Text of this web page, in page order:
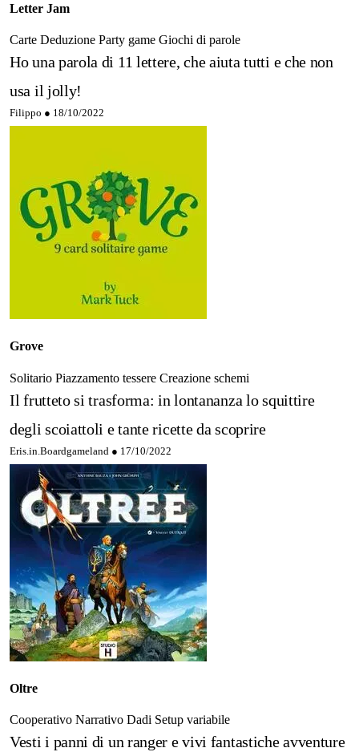
Letter Jam
Carte Deduzione Party game Giochi di parole
Ho una parola di 11 lettere, che aiuta tutti e che non
usa il jolly!
Filippo ● 18/10/2022
Grove
Solitario Piazzamento tessere Creazione schemi
Il frutteto si trasforma: in lontananza lo squittire
degli scoiattoli e tante ricette da scoprire
Eris.in.Boardgameland ● 17/10/2022
Oltre
Cooperativo Narrativo Dadi Setup variabile
Vesti i panni di un ranger e vivi fantastiche avventure